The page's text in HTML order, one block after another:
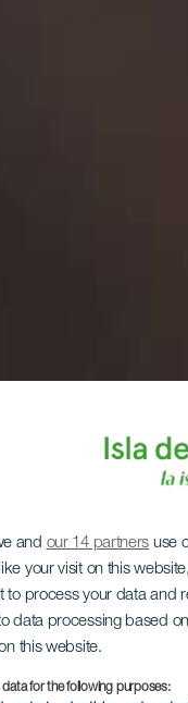
and our 14 partners use
your visit on this
to process your data and
data processing based
this website.
for the following purposes: